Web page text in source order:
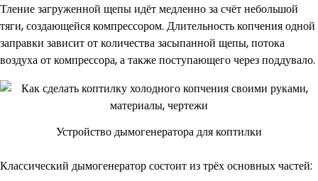
Тление загруженной щепы идёт медленно за счёт небольшой
тяги, создающейся компрессором. Длительность копчения одной
заправки зависит от количества засыпанной щепы, потока
воздуха от компрессора, а также поступающего через поддувало.
Устройство дымогенератора для коптилки
Классический дымогенератор состоит из трёх основных частей: